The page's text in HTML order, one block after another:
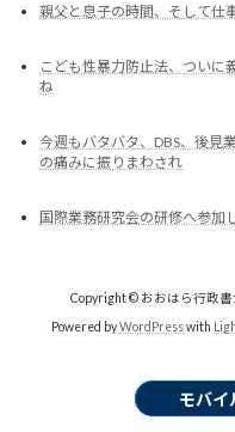
親父と息子の時間、そして仕
こども性暴力防止法、ついに
ね
今週もバタバタ、DBS、後見
の痛みに振りまわされ
国際業務研究会の研修へ参加
Copyright © おおはら行政書
Powered byWordPresswith
モバイ